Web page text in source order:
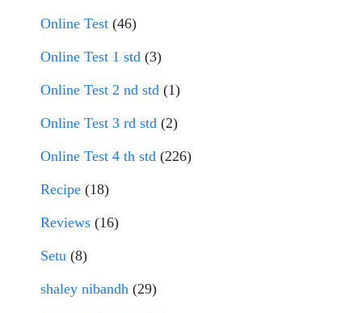
Online Test (46)
Online Test 1 std (3)
Online Test 2 nd std (1)
Online Test 3 rd std (2)
Online Test 4 th std (226)
Recipe (18)
Reviews (16)
Setu (8)
shaley nibandh (29)